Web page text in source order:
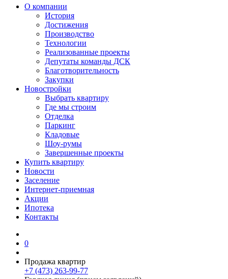
О компании
История
Достижения
Производство
Технологии
Реализованные проекты
Депутаты команды ДСК
Благотворительность
Закупки
Новостройки
Выбрать квартиру
Где мы строим
Отделка
Паркинг
Кладовые
Шоу-румы
Завершенные проекты
Купить квартиру
Новости
Заселение
Интернет-приемная
Акции
Ипотека
Контакты
0
Продажа квартир
+7 (473) 263-99-77